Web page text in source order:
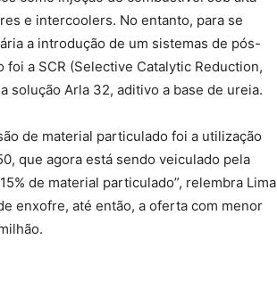
e intercoolers. No entanto, para se
a introdução de um sistemas de pós-
a SCR (Selective Catalytic Reduction,
solução Arla 32, aditivo a base de ureia.
de material particulado foi a utilização
que agora está sendo veiculado pela
de material particulado”, relembra Lima
enxofre, até então, a oferta com menor